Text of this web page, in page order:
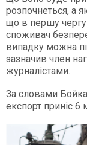
розпочнеться, а
що в першу чергу
споживач
випадку можна
зазначив член
журналістами.
За словами
експорт приніс 6